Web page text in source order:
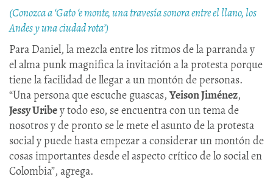
(Conozca a ‘Gato ‘e monte, una travesía sonora entre el llano, los
Andes y una ciudad rota’)
Para Daniel, la mezcla entre los ritmos de la parranda y
el alma punk magnifica la invitación a la protesta porque
tiene la facilidad de llegar a un montón de personas.
“Una persona que escuche guascas, Yeison Jiménez,
Jessy Uribey todo eso, se encuentra con un tema de
nosotros y de pronto se le mete el asunto de la protesta
social y puede hasta empezar a considerar un montón de
cosas importantes desde el aspecto crítico de lo social en
Colombia”, agrega.